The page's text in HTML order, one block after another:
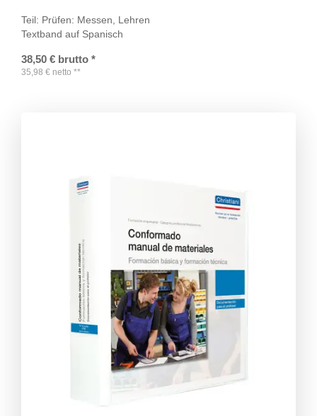
Teil: Prüfen: Messen, Lehren
Textband auf Spanisch
38,50 € brutto *
35,98 € netto **